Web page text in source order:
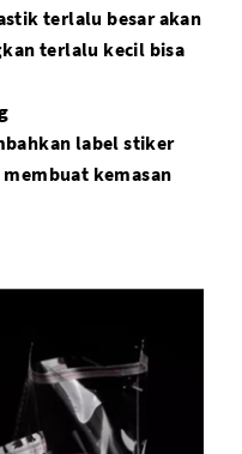
terlalu besar akan
terlalu kecil bisa
label stiker
kemasan